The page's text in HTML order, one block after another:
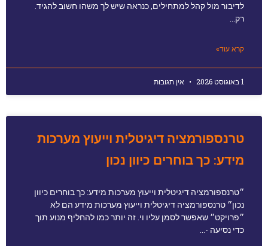
לדיבור מול קהל למתחילים, כנראה שיש לך משהו חשוב להגיד.
רק…
קרא עוד»
1 באוגוסט 2026 אין תגובות
טרנספורמציה דיגיטלית וייעוץ מערכות
מידע: כך בוחרים כיוון נכון
״טרנספורמציה דיגיטלית וייעוץ מערכות מידע: כך בוחרים כיוון
נכון״ טרנספורמציה דיגיטלית וייעוץ מערכות מידע הם לא
״פרויקט״ שאפשר לסמן עליו וי. זה יותר כמו להחליף מנוע תוך
כדי נסיעה -…